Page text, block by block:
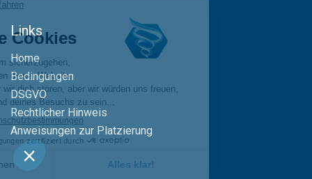
Links
Home
Bedingungen
DSGVO
Rechtlicher Hinweis
Anweisungen zur Platzierung